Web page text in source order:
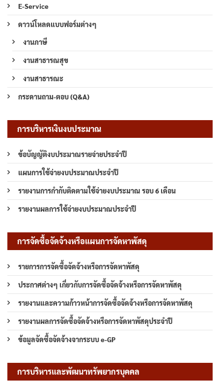
E-Service
ดาวน์โหลดแบบฟอร์มต่างๆ
งานภาษี
งานสาธารณสุข
งานสาธารณะ
กระดานถาม-ตอบ (Q&A)
การบริหารเงินงบประมาณ
ข้อบัญญัติงบประมาณรายจ่ายประจำปี
แผนการใช้จ่ายงบประมาณประจำปี
รายงานการกำกับติดตามใช้จ่ายงบประมาณ รอบ 6 เดือน
รายงานผลการใช้จ่ายงบประมาณประจำปี
การจัดซื้อจัดจ้างหรือแผนการจัดหาพัสดุ
รายการการจัดซื้อจัดจ้างหรือการจัดหาพัสดุ
ประกาศต่างๆ เกี่ยวกับการจัดซื้อจัดจ้างหรือการจัดหาพัสดุ
รายงานและความก้าวหน้าการจัดซื้อจัดจ้างหรือการจัดหาพัสดุ
รายงานผลการจัดซื้อจัดจ้างหรือการจัดหาพัสดุประจำปี
ข้อมูลจัดซื้อจัดจ้างจากระบบ e-GP
การบริหารและพัฒนาทรัพยากรบุคคล